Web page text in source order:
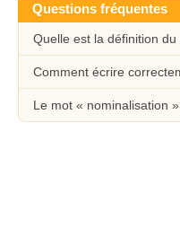
Questions fréquentes
Quelle est la définition
Comment écrire
Le mot « nominalisation